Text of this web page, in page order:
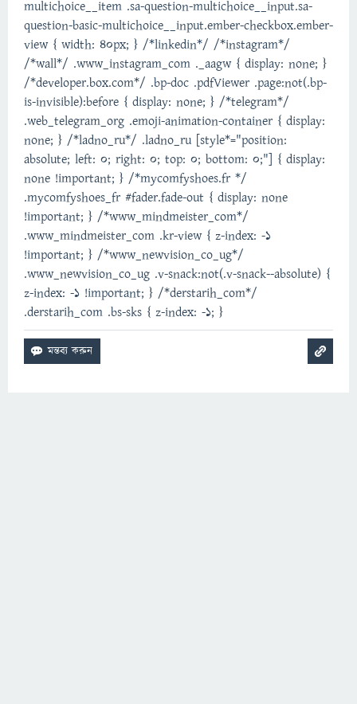
multichoice__item .sa-question-multichoice__input.sa-
question-basic-multichoice__input.ember-checkbox.ember-
view { width: 40px; } /*linkedin*/ /*instagram*/
/*wall*/ .www_instagram_com ._aagw { display: none; }
/*developer.box.com*/ .bp-doc .pdfViewer .page:not(.bp-
is-invisible):before { display: none; } /*telegram*/
.web_telegram_org .emoji-animation-container { display:
none; } /*ladno_ru*/ .ladno_ru [style*="position:
absolute; left: 0; right: 0; top: 0; bottom: 0;"] { display:
none !important; } /*mycomfyshoes.fr */
.mycomfyshoes_fr #fader.fade-out { display: none
!important; } /*www_mindmeister_com*/
.www_mindmeister_com .kr-view { z-index: -1
!important; } /*www_newvision_co_ug*/
.www_newvision_co_ug .v-snack:not(.v-snack--absolute) {
z-index: -1 !important; } /*derstarih_com*/
.derstarih_com .bs-sks { z-index: -1; }